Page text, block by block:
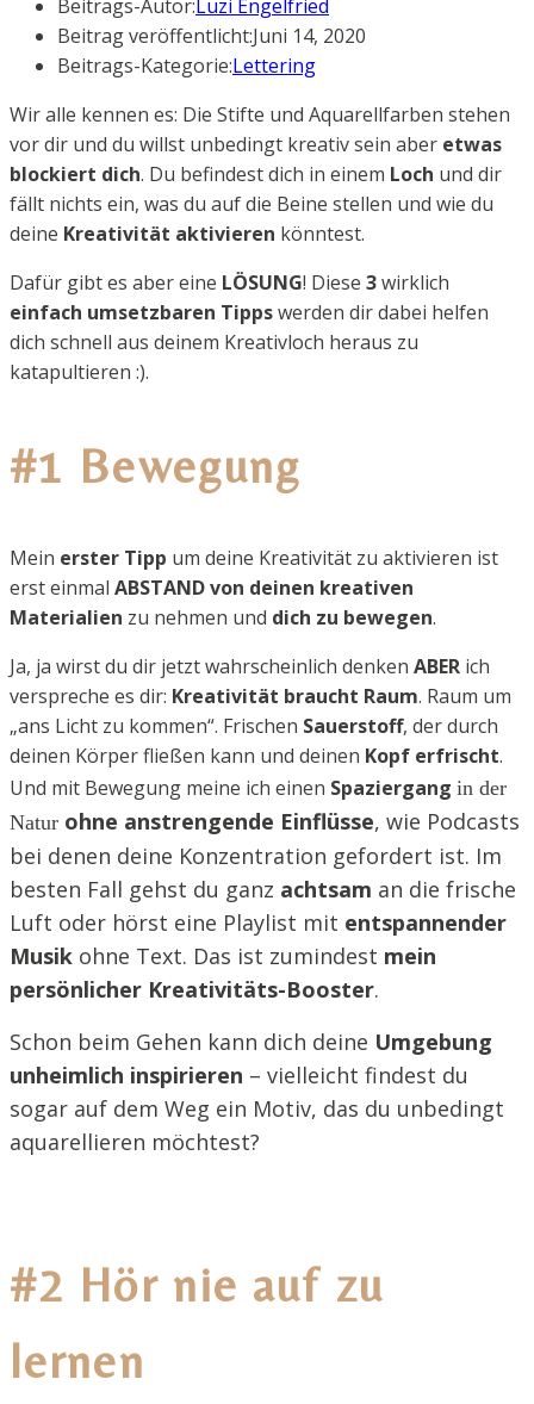
Beitrags-Autor:Luzi Engelfried
Beitrag veröffentlicht:Juni 14, 2020
Beitrags-Kategorie:Lettering
Wir alle kennen es: Die Stifte und Aquarellfarben stehen
vor dir und du willst unbedingt kreativ sein aber etwas
blockiert dich. Du befindest dich in einem Loch und dir
fällt nichts ein, was du auf die Beine stellen und wie du
deine Kreativität aktivieren könntest.
Dafür gibt es aber eine LÖSUNG! Diese 3wirklich
einfach umsetzbaren Tippswerden dir dabei helfen
dich schnell aus deinem Kreativloch heraus zu
katapultieren :).
#1 Bewegung
Mein erster Tipp um deine Kreativität zu aktivieren ist
erst einmal ABSTAND von deinen kreativen
Materialien zu nehmen und dich zu bewegen.
Ja, ja wirst du dir jetzt wahrscheinlich denken ABER ich
verspreche es dir: Kreativität braucht Raum. Raum um
„ans Licht zu kommen“. Frischen Sauerstoff, der durch
deinen Körper fließen kann und deinen Kopf erfrischt.
Und mit Bewegung meine ich einen Spaziergang in der
Natur ohne anstrengende Einflüsse, wie Podcasts
bei denen deine Konzentration gefordert ist. Im
besten Fall gehst du ganz achtsam an die frische
Luft oder hörst eine Playlist mit entspannender
Musik ohne Text. Das ist zumindest mein
persönlicher Kreativitäts-Booster.
Schon beim Gehen kann dich deine Umgebung
unheimlich inspirieren – vielleicht findest du
sogar auf dem Weg ein Motiv, das du unbedingt
aquarellieren möchtest?
#2 Hör nie auf zu
lernen